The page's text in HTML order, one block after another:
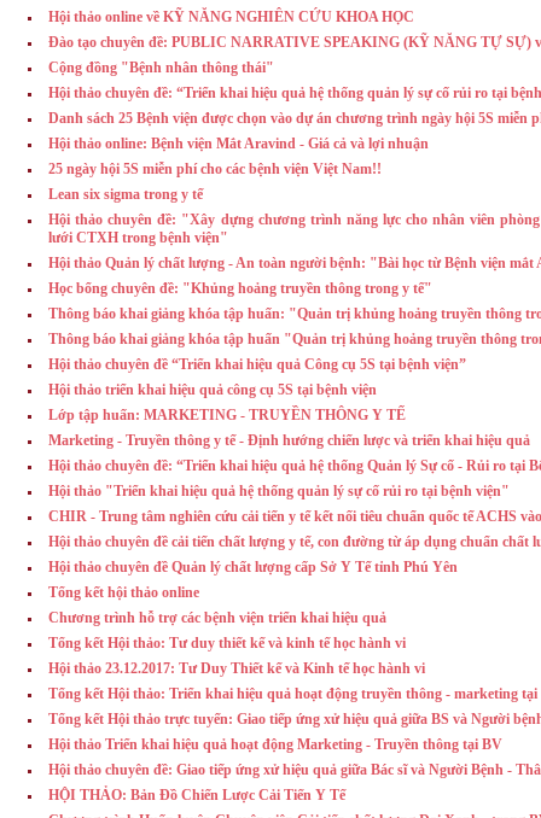
Hội thảo online về KỸ NĂNG NGHIÊN CỨU KHOA HỌC
Đào tạo chuyên đề: PUBLIC NARRATIVE SPEAKING (KỸ NĂNG TỰ SỰ)
Cộng đồng "Bệnh nhân thông thái"
Hội thảo chuyên đề: “Triển khai hiệu quả hệ thống quản lý sự cố rủi ro tại
Danh sách 25 Bệnh viện được chọn vào dự án chương trình ngày hội 5S miễn
Hội thảo online: Bệnh viện Mắt Aravind - Giá cả và lợi nhuận
25 ngày hội 5S miễn phí cho các bệnh viện Việt Nam!!
Lean six sigma trong y tế
Hội thảo chuyên đề: "Xây dựng chương trình năng lực cho nhân viên
lưới CTXH trong bệnh viện"
Hội thảo Quản lý chất lượng - An toàn người bệnh: "Bài học từ Bệnh viện
Học bổng chuyên đề: "Khủng hoảng truyền thông trong y tế"
Thông báo khai giảng khóa tập huấn: "Quản trị khủng hoảng truyền thông
Thông báo khai giảng khóa tập huấn "Quản trị khủng hoảng truyền thông
Hội thảo chuyên đề “Triển khai hiệu quả Công cụ 5S tại bệnh viện”
Hội thảo triển khai hiệu quả công cụ 5S tại bệnh viện
Lớp tập huấn: MARKETING - TRUYỀN THÔNG Y TẾ
Marketing - Truyền thông y tế - Định hướng chiến lược và triển khai hiệu quả
Hội thảo chuyên đề: “Triển khai hiệu quả hệ thống Quản lý Sự cố - Rủi ro tại
Hội thảo "Triển khai hiệu quả hệ thống quản lý sự cố rủi ro tại bệnh viện"
CHIR - Trung tâm nghiên cứu cải tiến y tế kết nối tiêu chuẩn quốc tế ACHS
Hội thảo chuyên đề cải tiến chất lượng y tế, con đường từ áp dụng chuẩn chất
Hội thảo chuyên đề Quản lý chất lượng cấp Sở Y Tế tỉnh Phú Yên
Tổng kết hội thảo online
Chương trình hỗ trợ các bệnh viện triển khai hiệu quả
Tổng kết Hội thảo: Tư duy thiết kế và kinh tế học hành vi
Hội thảo 23.12.2017: Tư Duy Thiết kế và Kinh tế học hành vi
Tổng kết Hội thảo: Triển khai hiệu quả hoạt động truyền thông - marketing tại
Tổng kết Hội thảo trực tuyến: Giao tiếp ứng xử hiệu quả giữa BS và Người
Hội thảo Triển khai hiệu quả hoạt động Marketing - Truyền thông tại BV
Hội thảo chuyên đề: Giao tiếp ứng xử hiệu quả giữa Bác sĩ và Người Bệnh -
HỘI THẢO: Bản Đồ Chiến Lược Cải Tiến Y Tế